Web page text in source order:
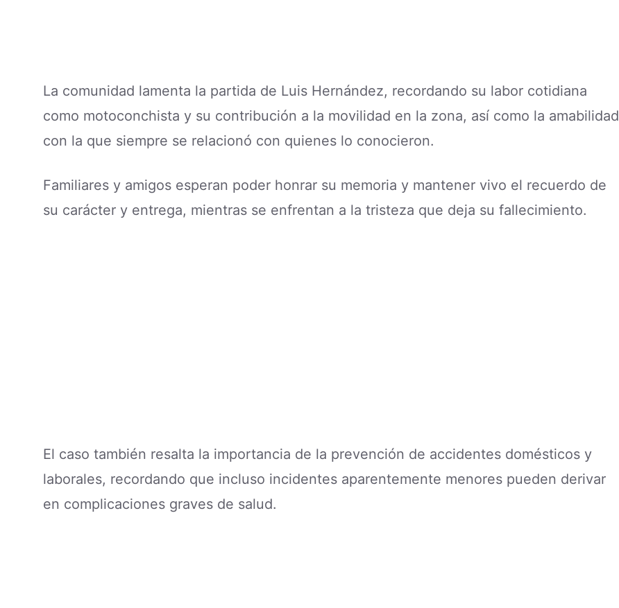
La comunidad lamenta la partida de Luis Hernández, recordando su labor cotidiana
como motoconchista y su contribución a la movilidad en la zona, así como la amabilidad
con la que siempre se relacionó con quienes lo conocieron.
Familiares y amigos esperan poder honrar su memoria y mantener vivo el recuerdo de
su carácter y entrega, mientras se enfrentan a la tristeza que deja su fallecimiento.
El caso también resalta la importancia de la prevención de accidentes domésticos y
laborales, recordando que incluso incidentes aparentemente menores pueden derivar
en complicaciones graves de salud.